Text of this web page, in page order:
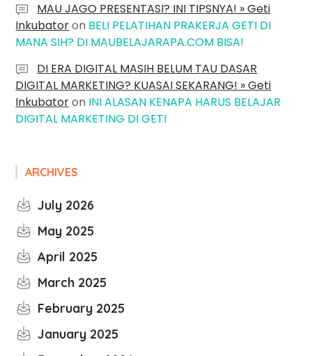
MAU JAGO PRESENTASI? INI TIPSNYA! » Geti
Inkubatoron BELI PELATIHAN PRAKERJA GETI DI
MANA SIH? DI MAUBELAJARAPA.COM BISA!
DI ERA DIGITAL MASIH BELUM TAU DASAR
DIGITAL MARKETING? KUASAI SEKARANG! » Geti
Inkubatoron INI ALASAN KENAPA HARUS BELAJAR
DIGITAL MARKETING DI GETI
ARCHIVES
July 2026
May 2025
April 2025
March 2025
February 2025
January 2025